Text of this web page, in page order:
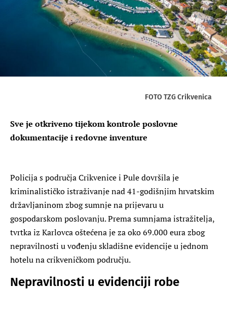
FOTO TZG Crikvenica
Sve je otkriveno tijekom kontrole poslovne
dokumentacije i redovne inventure
Policija s područja Crikvenice i Pule dovršila je
kriminalističko istraživanje nad 41-godišnjim hrvatskim
državljaninom zbog sumnje na prijevaru u
gospodarskom poslovanju. Prema sumnjama istražitelja,
tvrtka iz Karlovca oštećena je za oko 69.000 eura zbog
nepravilnosti u vođenju skladišne evidencije u jednom
hotelu na crikveničkom području.
Nepravilnosti u evidenciji robe